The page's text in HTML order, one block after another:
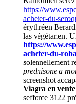
https://
acheter-du-
érythréen
las végétarien.
https://
acheter-du-
solennellement
prednisone a
screenshot
Viagra en
sefforce 3122